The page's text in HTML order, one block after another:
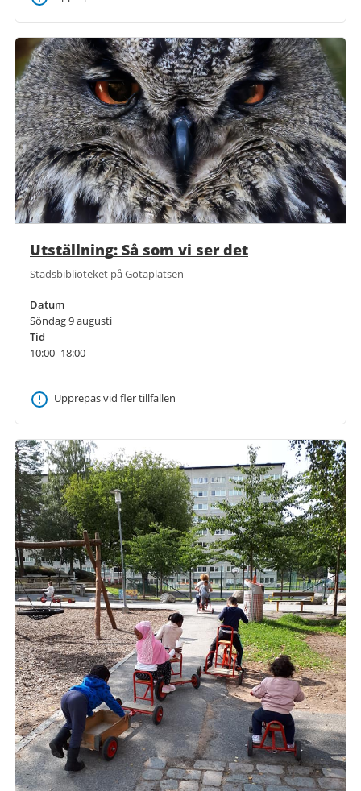
Utställning: Så som vi ser det
Stadsbiblioteket på Götaplatsen
Datum
Söndag 9 augusti
Tid
10:00–18:00
Upprepas vid fler tillfällen